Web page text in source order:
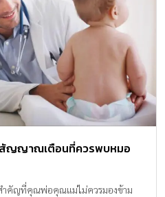
รัว มหาวิทยาลัยมหิดล มาฝากคุณ
น้าจอหรือพ่อแม่ยื่นให้เอง หน้าจอ
ท็บเล็ต คอมพิวเตอร์ โทรทัศน์ ล้วน
องลูกได้ทั้งนั้น เพราะในจอเหล่า
างที่เด็กต้องการ ซึ่งอาจเป็น
งต้องห้ามใช้จอ การปล่อยให้ลูกใช้จอ
ะมนุษย์เลียนแบบสิ่งต่าง ๆ จาก
ะได้เรียนรู้จากผู้ใหญ่โดยตรง
ารตอบโต้ […]
สัญญาณเตือนที่ควรพบหมอ
ำคัญที่คุณพ่อคุณแม่ไม่ควรมองข้าม